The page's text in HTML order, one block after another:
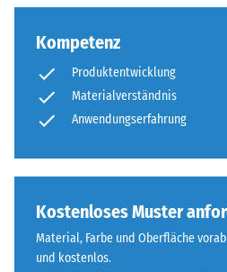
Kompetenz
Produktentwicklung
Materialverständnis
Anwendungserfahrung
Kostenloses Muster
Material, Farbe und Oberfläche
und kostenlos.